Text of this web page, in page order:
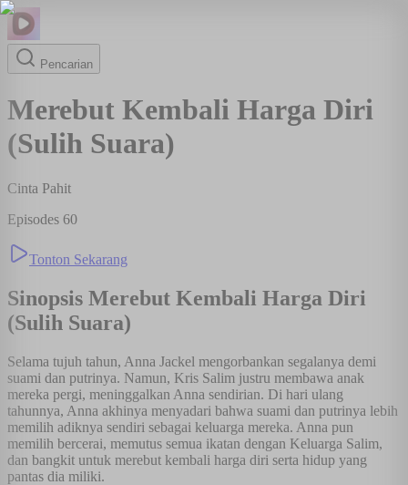
Pencarian
Merebut Kembali Harga Diri
(Sulih Suara)
Cinta Pahit
Episodes 60
Tonton Sekarang
Sinopsis Merebut Kembali Harga Diri
(Sulih Suara)
Selama tujuh tahun, Anna Jackel mengorbankan segalanya demi
suami dan putrinya. Namun, Kris Salim justru membawa anak
mereka pergi, meninggalkan Anna sendirian. Di hari ulang
tahunnya, Anna akhinya menyadari bahwa suami dan putrinya lebih
memilih adiknya sendiri sebagai keluarga mereka. Anna pun
memilih bercerai, memutus semua ikatan dengan Keluarga Salim,
dan bangkit untuk merebut kembali harga diri serta hidup yang
pantas dia miliki.